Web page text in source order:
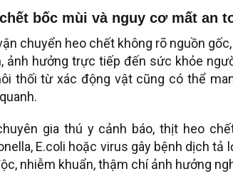
bốc mùi và nguy cơ mất an
chuyển heo chết không rõ nguồn
ảnh hưởng trực tiếp đến sức khỏe
thối từ xác động vật cũng có thể
gia thú y cảnh báo, thịt heo
E.coli hoặc virus gây bệnh dịch tả
nhiễm khuẩn, thậm chí ảnh hưởng